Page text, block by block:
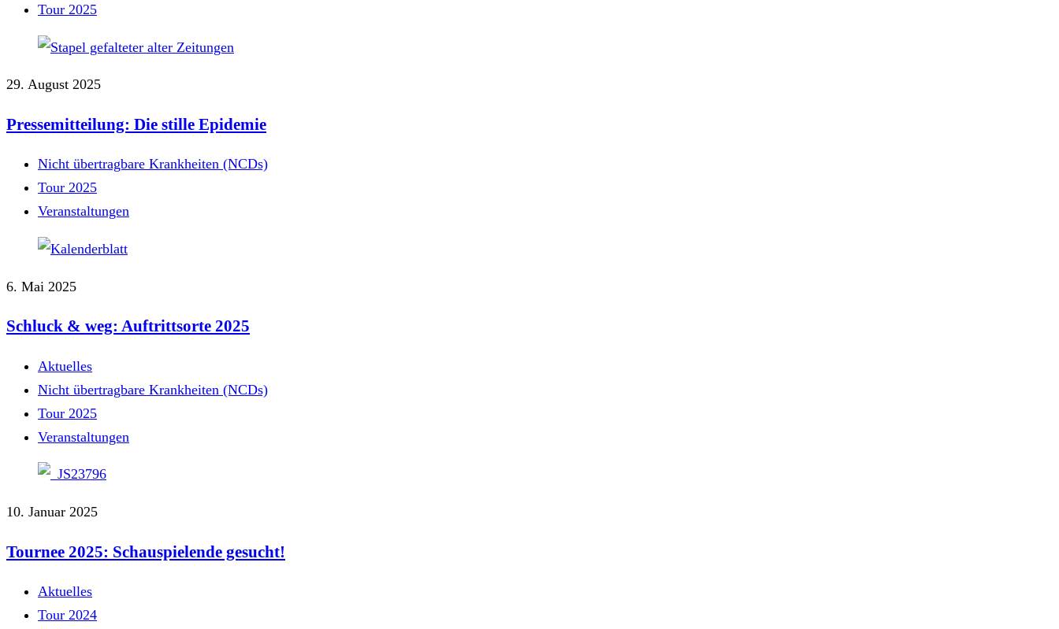
Tour 2025
29. August 2025
Pressemitteilung: Die stille Epidemie
Nicht übertragbare Krankheiten (NCDs)
Tour 2025
Veranstaltungen
6. Mai 2025
Schluck & weg: Auftrittsorte 2025
Aktuelles
Nicht übertragbare Krankheiten (NCDs)
Tour 2025
Veranstaltungen
10. Januar 2025
Tournee 2025: Schauspielende gesucht!
Aktuelles
Tour 2024